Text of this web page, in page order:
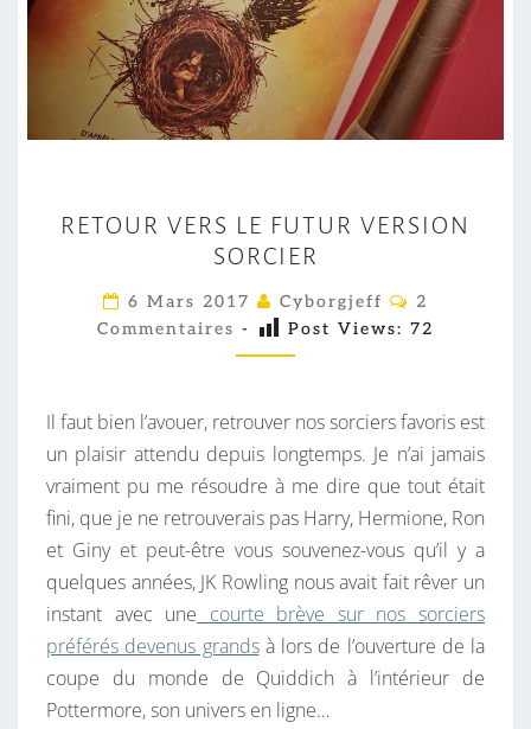
E
T
O
U
R
E
R
S
L
E
F
U
T
U
R
RETOUR VERS LE FUTUR VERSION
SORCIER
6 Mars 2017 Cyborgjeff
C
M
A
I
R
E
2
Commentaires - Post Views: 72
Il faut bien l’avouer, retrouver nos sorciers favoris est
un plaisir attendu depuis longtemps. Je n’ai jamais
vraiment pu me résoudre à me dire que tout était
fini, que je ne retrouverais pas Harry, Hermione, Ron
et Giny et peut-être vous souvenez-vous qu’il y a
quelques années, JK Rowling nous avait fait rêver un
instant avec une courte brève sur nos sorciers
préférés devenus grandsà lors de l’ouverture de la
coupe du monde de Quiddich à l’intérieur de
Pottermore, son univers en ligne…